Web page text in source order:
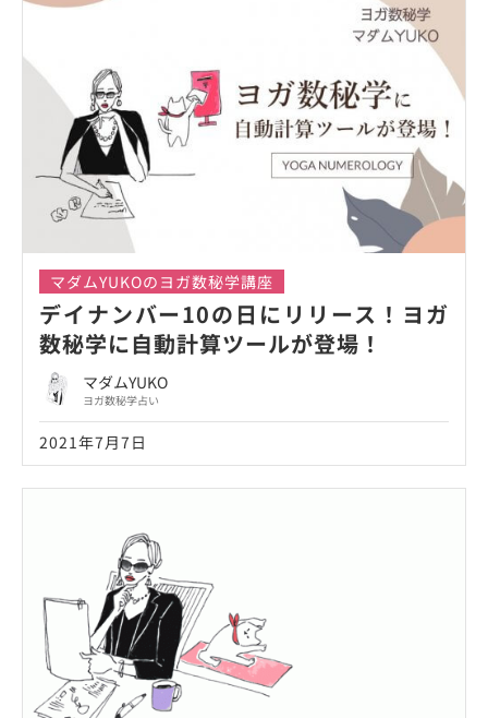
マダムYUKOのヨガ数秘学講座
デイナンバー10の日にリリース！ヨガ
数秘学に自動計算ツールが登場！
マダムYUKO
ヨガ数秘学占い
2021年7月7日